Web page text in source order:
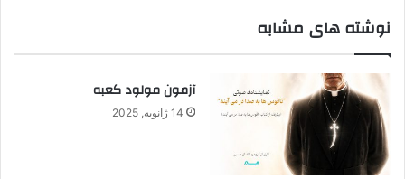
نوشته های مشابه
آزمون مولود کعبه
14 ژانویه, 2025